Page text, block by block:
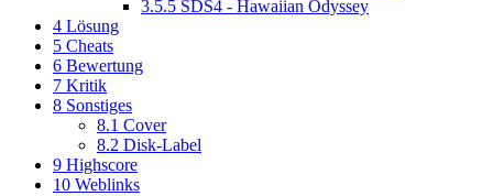
3.5.5 SDS4 - Hawaiian Odyssey
4 Lösung
5 Cheats
6 Bewertung
7 Kritik
8 Sonstiges
8.1 Cover
8.2 Disk-Label
9 Highscore
10 Weblinks